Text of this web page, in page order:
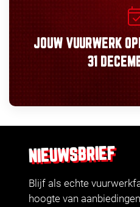
JOUW VUURWERK
31
NIEUWSBRIEF
Blijf als echte
hoogte van